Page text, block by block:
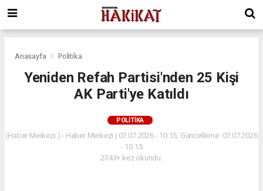
Anasayfa Politika
Yeniden Refah Partisi'nden 25 Kişi
AK Parti'ye Katıldı
POLITIKA
(Haber Merkezi ) - Haber Merkezi | 07.07.2026 - 10:15, Güncelleme: 07.07.2026
- 10:15
2343+ kez okundu.